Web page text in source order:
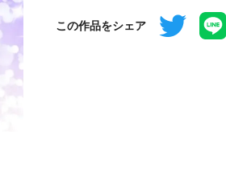
この作品をシェア